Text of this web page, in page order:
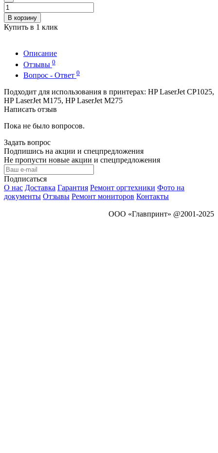
В корзину
Купить в 1 клик
Описание
Отзывы 0
Вопрос - Ответ 0
Подходит для использования в принтерах: HP LaserJet CP1025,
HP LaserJet M175, HP LaserJet M275
Написать отзыв
Пока не было вопросов.
Задать вопрос
Подпишись на акции и спецпредложения
Не пропусти новые акции и спецпредложения
Подписаться
О нас Доставка Гарантия Ремонт оргтехники Фото на
документы Отзывы Ремонт мониторов Контакты
ООО «Главпринт» @2001-2025